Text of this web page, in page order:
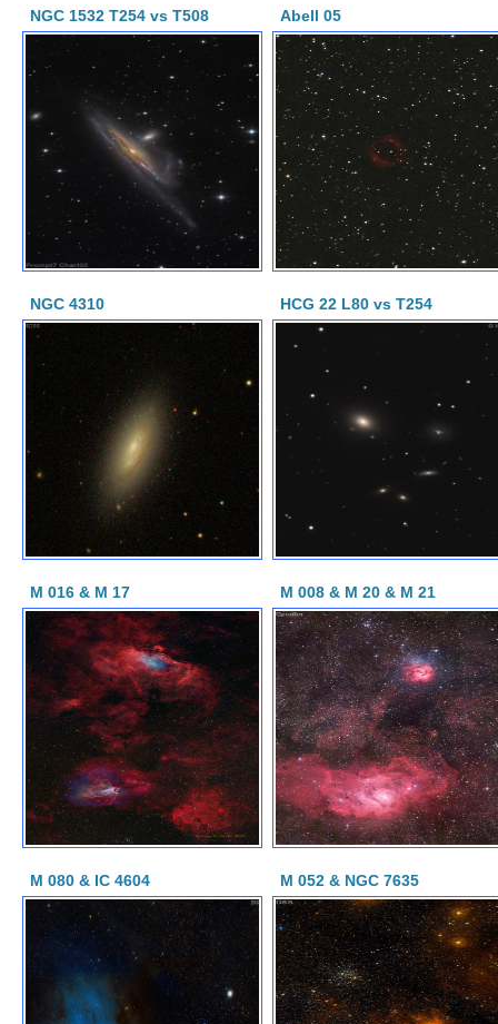
NGC 1532 T254 vs T508 Abell 05
NGC 4310 HCG 22 L80 vs T254
M 016 & M 17 M 008 & M 20 & M 21
M 080 & IC 4604 M 052 & NGC 7635